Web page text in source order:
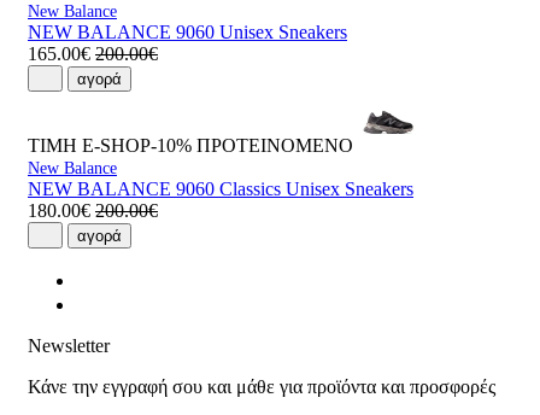
New Balance
NEW BALANCE 9060 Unisex Sneakers
165.00€ 200.00€
αγορά
ΤΙΜΗ E-SHOP-10% ΠΡΟΤΕΙΝΟΜΕΝΟ
New Balance
NEW BALANCE 9060 Classics Unisex Sneakers
180.00€ 200.00€
αγορά
Newsletter
Κάνε την εγγραφή σου και μάθε για προϊόντα και προσφορές